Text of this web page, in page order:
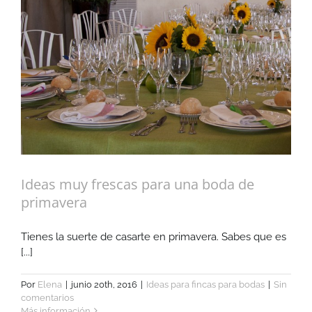
Ideas muy frescas para una boda de
primavera
Tienes la suerte de casarte en primavera. Sabes que es
[...]
Por Elena | junio 20th, 2016 | Ideas para fincas para bodas | Sin
comentarios